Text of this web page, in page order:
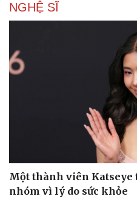
NGHỆ SĨ
Một thành viên Katseye
nhóm vì lý do sức khỏe